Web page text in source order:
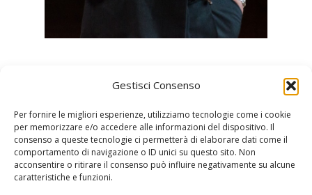
Gestisci Consenso
Per fornire le migliori esperienze, utilizziamo tecnologie come i cookie
per memorizzare e/o accedere alle informazioni del dispositivo. Il
consenso a queste tecnologie ci permetterà di elaborare dati come il
comportamento di navigazione o ID unici su questo sito. Non
acconsentire o ritirare il consenso può influire negativamente su alcune
caratteristiche e funzioni.
Sportello Italia
24, avenue de l'Annonciade